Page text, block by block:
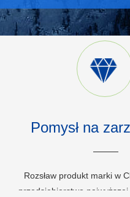
Pomysł na
Rozsław produkt marki w
przedsiębiorstwo